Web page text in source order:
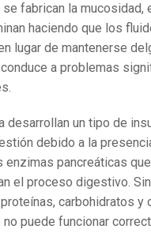
fabrican la mucosidad,
haciendo que los
lugar de mantenerse
a problemas
un tipo de
debido a la
pancreáticas
el proceso digestivo.
carbohidratos y
puede funcionar